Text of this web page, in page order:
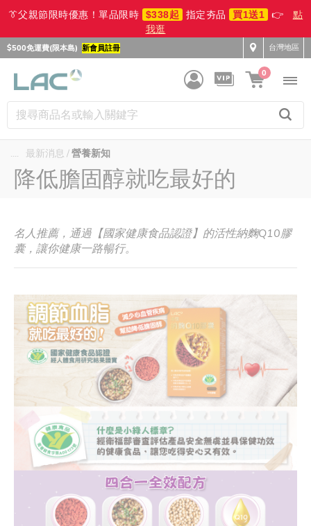
👔父親節限時優惠！單品限時 $338起 指定夯品 買1送1 👉
點
我逛
$500免運費(限本島) 新會員註冊 台灣地區
0
.... 最新消息 營養新知
降低膽固醇就吃最好的
名人推薦，通過【國家健康食品認證】的活性納麴Q10膠
囊，讓你健康一路暢行。